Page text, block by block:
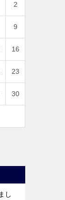
2
9
16
23
30
し